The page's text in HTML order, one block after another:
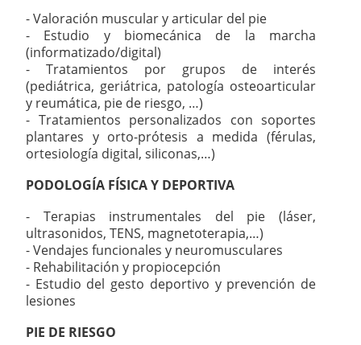
- Valoración muscular y articular del pie
- Estudio y biomecánica de la marcha
(informatizado/digital)
- Tratamientos por grupos de interés
(pediátrica, geriátrica, patología osteoarticular
y reumática, pie de riesgo, …)
- Tratamientos personalizados con soportes
plantares y orto-prótesis a medida (férulas,
ortesiología digital, siliconas,…)
PODOLOGÍA FÍSICA Y DEPORTIVA
- Terapias instrumentales del pie (láser,
ultrasonidos, TENS, magnetoterapia,…)
- Vendajes funcionales y neuromusculares
- Rehabilitación y propiocepción
- Estudio del gesto deportivo y prevención de
lesiones
PIE DE RIESGO